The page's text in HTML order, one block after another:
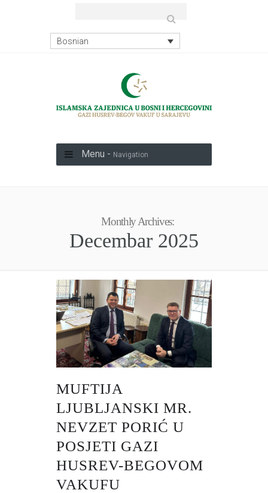
Bosnian
Menu - Navigation
Monthly Archives:
Decembar 2025
MUFTIJA
LJUBLJANSKI MR.
NEVZET PORIĆ U
POSJETI GAZI
HUSREV-BEGOVOM
VAKUFU